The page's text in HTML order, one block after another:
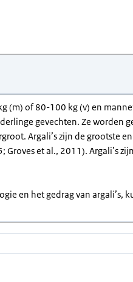
(m) of 80-100 kg (v) en
gevechten. Ze worden
Argali’s zijn de grootste
Groves et al., 2011). Argali’s
en het gedrag van argali’s,